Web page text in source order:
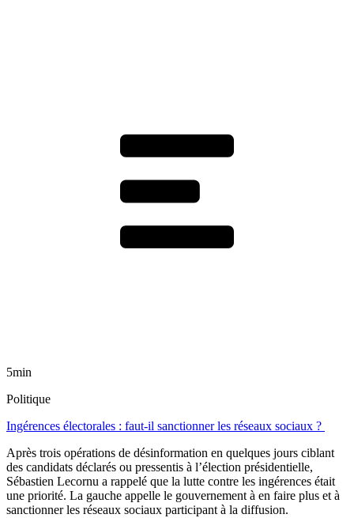
5min
Politique
Ingérences électorales : faut-il sanctionner les réseaux sociaux ?
Après trois opérations de désinformation en quelques jours ciblant
des candidats déclarés ou pressentis à l’élection présidentielle,
Sébastien Lecornu a rappelé que la lutte contre les ingérences était
une priorité. La gauche appelle le gouvernement à en faire plus et à
sanctionner les réseaux sociaux participant à la diffusion.